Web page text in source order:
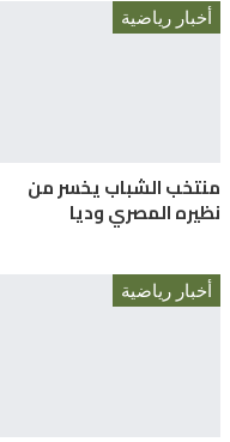
أخبار رياضية
منتخب الشباب يخسر من
نظيره المصري وديا
أخبار رياضية